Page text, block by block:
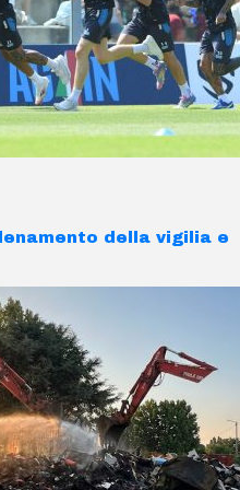
della vigilia e